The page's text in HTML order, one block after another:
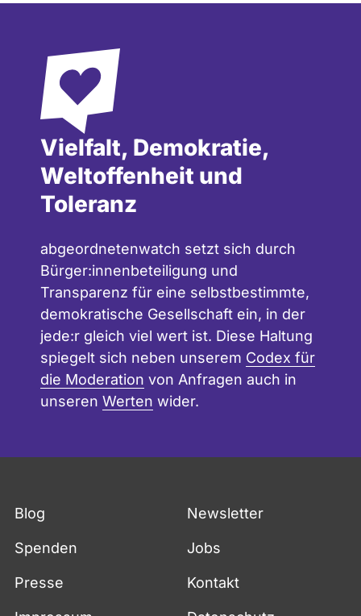
Vielfalt, Demokratie,
Weltoffenheit und
Toleranz
abgeordnetenwatch setzt sich durch
Bürger:innenbeteiligung und
Transparenz für eine selbstbestimmte,
demokratische Gesellschaft ein, in der
jede:r gleich viel wert ist. Diese Haltung
spiegelt sich neben unserem Codex für
die Moderation von Anfragen auch in
unseren Werten wider.
Blog Newsletter
Spenden Jobs
Presse Kontakt